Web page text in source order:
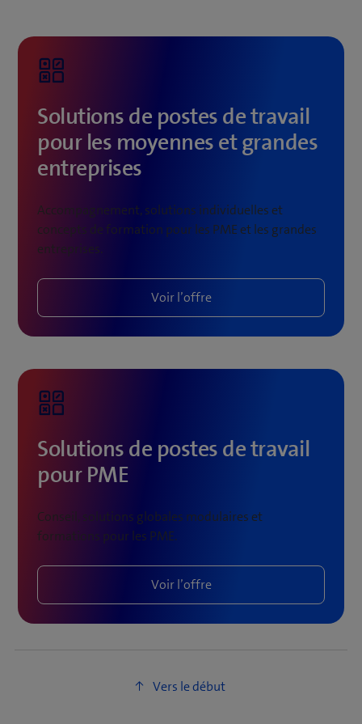
Solutions de postes de travail
pour les moyennes et grandes
entreprises
Accompagnement, solutions individuelles et
concepts de formation pour les PME et les grandes
entreprises.
Voir l’offre
Solutions de postes de travail
pour PME
Conseil, solutions globales modulaires et
formations pour les PME.
Voir l’offre